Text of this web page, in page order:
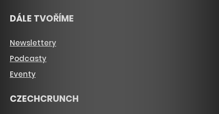
DÁLE TVOŘÍME
Newslettery
Podcasty
Eventy
CZECHCRUNCH